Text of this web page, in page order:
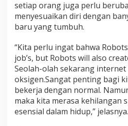
l
setiap orang juga perlu
menyesuaikan diri dengan
baru yang tumbuh.
“Kita perlu ingat bahwa
job’s, but Robots will also
Seolah-olah sekarang
oksigen.Sangat penting bagi
bekerja dengan normal.
maka kita merasa kehilangan
esensial dalam hidup,” jelasnya.